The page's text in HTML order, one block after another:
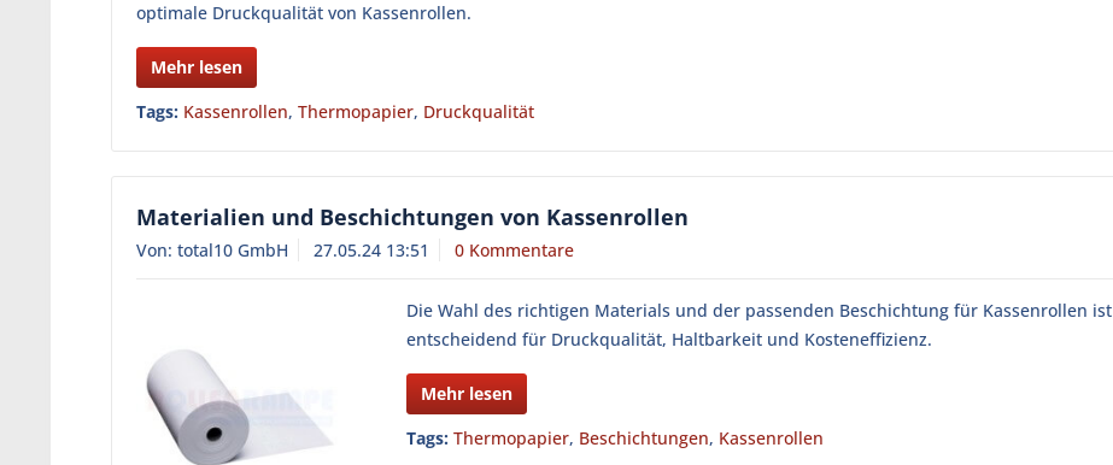
optimale Druckqualität von Kassenrollen.
Mehr lesen
Tags: Kassenrollen, Thermopapier, Druckqualität
Materialien und Beschichtungen von Kassenrollen
Von: total10 GmbH 27.05.24 13:51 0 Kommentare
Die Wahl des richtigen Materials und der passenden Beschichtung für Kassenrollen ist
entscheidend für Druckqualität, Haltbarkeit und Kosteneffizienz.
Mehr lesen
Tags: Thermopapier, Beschichtungen, Kassenrollen